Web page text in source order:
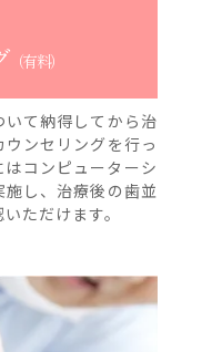
（有料）
て納得してから治
ンセリングを行っ
コンピューターシ
し、治療後の歯並
ただけます。